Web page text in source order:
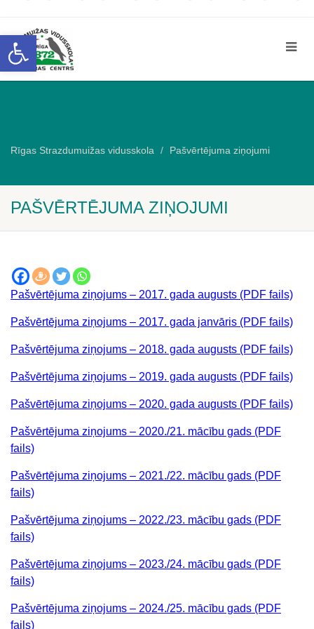
Open toolbar
Rīgas Strazdumuižas vidusskola Pašvērtējuma ziņojumi
PAŠVĒRTĒJUMA ZIŅOJUMI
Pašvērtējuma ziņojums – 2017. gada augusts (PDF fails)
Pašvērtējuma ziņojums – 2017. gada janvāris (PDF fails)
Pašvērtējuma ziņojums – 2018. gada augusts (PDF fails)
Pašvērtējuma ziņojums – 2019. gada augusts (PDF fails)
Pašvērtējuma ziņojums – 2020. gada augusts (PDF fails)
Pašvērtējuma ziņojums – 2020./21. mācību gads (PDF
fails)
Pašvērtējuma ziņojums – 2021./22. mācību gads (PDF
fails)
Pašvērtējuma ziņojums – 2022./23. mācību gads (PDF
fails)
Pašvērtējuma ziņojums – 2023./24. mācību gads (PDF
fails)
Pašvērtējuma ziņojums – 2024./25. mācību gads (PDF
fails)